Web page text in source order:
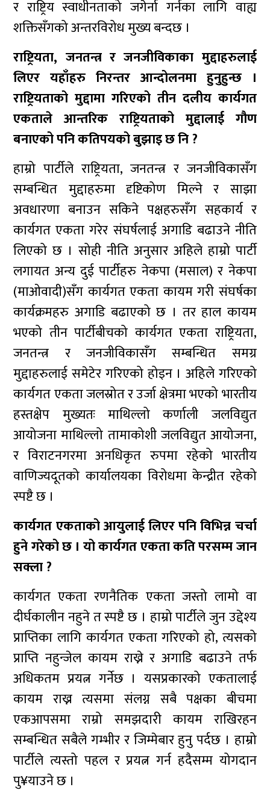
र राष्ट्रिय स्वाधीनताको जगेर्ना गर्नका लागि वाह्य
शक्तिसँगको अन्तरविरोध मुख्य बन्दछ ।
राष्ट्रियता, जनतन्त्र र जनजीविकाका मुद्दाहरुलाई
लिएर यहाँहरु निरन्तर आन्दोलनमा हुनुहुन्छ ।
राष्ट्रियताको मुद्दामा गरिएको तीन दलीय कार्यगत
एकताले आन्तरिक राष्ट्रियताको मुद्दालाई गौण
बनाएको पनि कतिपयको बुझाइ छ नि ?
हाम्रो पार्टीले राष्ट्रियता, जनतन्त्र र जनजीविकासँग
सम्बन्धित मुद्दाहरुमा दृष्टिकोण मिल्ने र साझा
अवधारणा बनाउन सकिने पक्षहरुसँग सहकार्य र
कार्यगत एकता गरेर संघर्षलाई अगाडि बढाउने नीति
लिएको छ । सोही नीति अनुसार अहिले हाम्रो पार्टी
लगायत अन्य दुई पार्टीहरु नेकपा (मसाल) र नेकपा
(माओवादी)सँग कार्यगत एकता कायम गरी संघर्षका
कार्यक्रमहरु अगाडि बढाएको छ । तर हाल कायम
भएको तीन पार्टीबीचको कार्यगत एकता राष्ट्रियता,
जनतन्त्र र जनजीविकासँग सम्बन्धित समग्र
मुद्दाहरुलाई समेटेर गरिएको होइन । अहिले गरिएको
कार्यगत एकता जलस्रोत र उर्जा क्षेत्रमा भएको भारतीय
हस्तक्षेप मुख्यतः माथिल्लो कर्णाली जलविद्युत
आयोजना माथिल्लो तामाकोशी जलविद्युत आयोजना,
र विराटनगरमा अनधिकृत रुपमा रहेको भारतीय
वाणिज्यदूतको कार्यालयका विरोधमा केन्द्रीत रहेको
स्पष्टै छ ।
कार्यगत एकताको आयुलाई लिएर पनि विभिन्न चर्चा
हुने गरेको छ । यो कार्यगत एकता कति परसम्म जान
सक्ला ?
कार्यगत एकता रणनैतिक एकता जस्तो लामो वा
दीर्घकालीन नहुने त स्पष्टै छ । हाम्रो पार्टीले जुन उद्देश्य
प्राप्तिका लागि कार्यगत एकता गरिएको हो, त्यसको
प्राप्ति नहुन्जेल कायम राख्ने र अगाडि बढाउने तर्फ
अधिकतम प्रयत्न गर्नेछ । यसप्रकारको एकतालाई
कायम राख्न त्यसमा संलग्न सबै पक्षका बीचमा
एकआपसमा राम्रो समझदारी कायम राखिरहन
सम्बन्धित सबैले गम्भीर र जिम्मेबार हुनु पर्दछ । हाम्रो
पार्टीले त्यस्तो पहल र प्रयत्न गर्न हदैसम्म योगदान
पु¥याउने छ ।